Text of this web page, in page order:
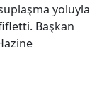
yoluyla
Başkan